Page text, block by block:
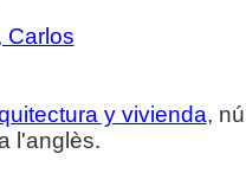
Carlos
y vivienda,
l'anglès.